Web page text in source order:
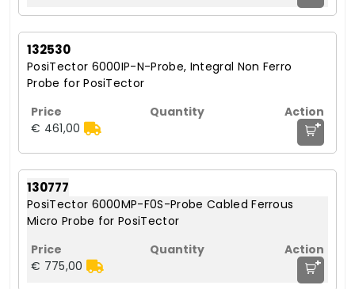
132530
PosiTector 6000IP-N-Probe, Integral Non Ferro
Probe for PosiTector
€ 461,00 +
130777
PosiTector 6000MP-F0S-Probe Cabled Ferrous
Micro Probe for PosiTector
€ 775,00 +